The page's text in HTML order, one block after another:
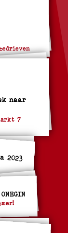
naar
7
2023